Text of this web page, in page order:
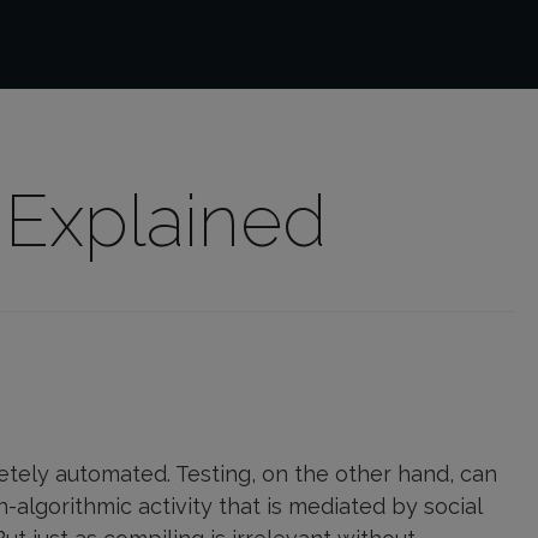
automated. Testing, on the other hand, can
algorithmic activity that is mediated by social